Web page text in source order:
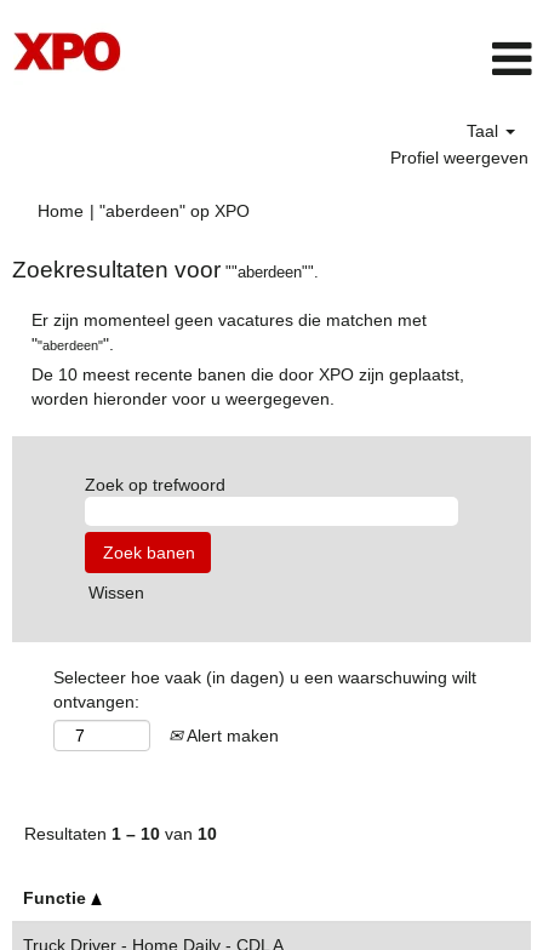
Taal
Profiel weergeven
Home | "aberdeen" op XPO(huidige
Zoekresultaten voor ""aberdeen"".
Er zijn momenteel geen vacatures die matchen met
""aberdeen"".
De 10 meest recente banen die door XPO zijn geplaatst,
worden hieronder voor u weergegeven.
Zoek op trefwoord
Wissen
Selecteer hoe vaak (in dagen) u een waarschuwing wilt
ontvangen:
Alert maken
Resultaten 1 – 10 van 10
Functie
Truck Driver - Home Daily - CDL A